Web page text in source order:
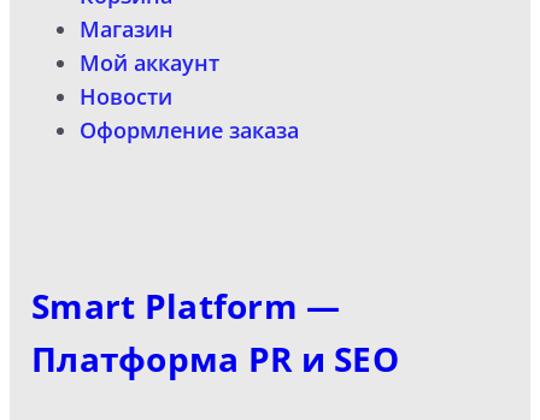
Магазин
Мой аккаунт
Новости
Оформление заказа
Smart Platform —
Платформа PR и SEO